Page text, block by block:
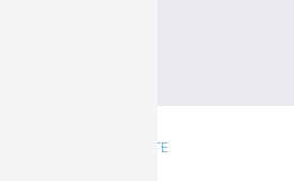
MAPA DO SITE